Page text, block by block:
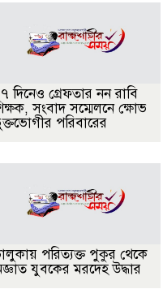
দিনেও গ্রেফতার নন রাবি
সংবাদ সম্মেলনে ক্ষোভ
পরিবারের
পরিত্যক্ত পুকুর থেকে
যুবকের মরদেহ উদ্ধার